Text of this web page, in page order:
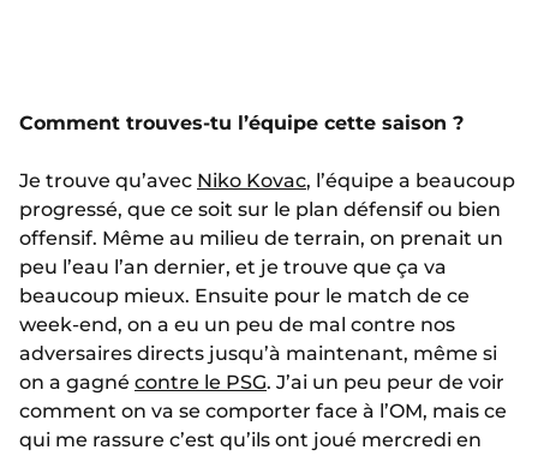
Comment trouves-tu l’équipe cette saison ?
Je trouve qu’avec Niko Kovac, l’équipe a beaucoup
progressé, que ce soit sur le plan défensif ou bien
offensif. Même au milieu de terrain, on prenait un
peu l’eau l’an dernier, et je trouve que ça va
beaucoup mieux. Ensuite pour le match de ce
week-end, on a eu un peu de mal contre nos
adversaires directs jusqu’à maintenant, même si
on a gagné contre le PSG. J’ai un peu peur de voir
comment on va se comporter face à l’OM, mais ce
qui me rassure c’est qu’ils ont joué mercredi en